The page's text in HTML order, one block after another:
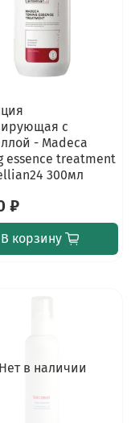
с
- Madeca
essence treatment
300мл
₽
В корзину
Нет в наличии